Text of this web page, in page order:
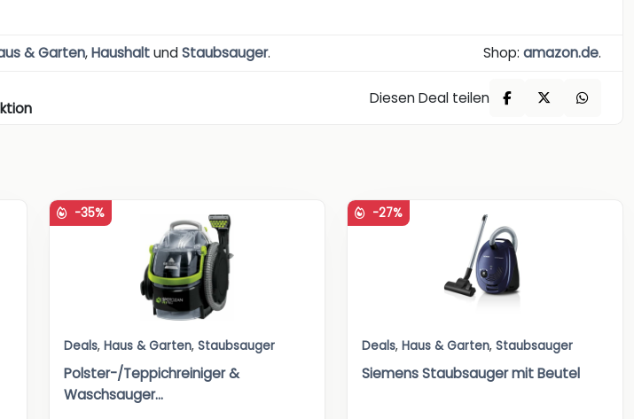
& Garten,HaushaltundStaubsauger. Shop: amazon.de.
Diesen Deal teilen
-35%
Deals, Haus & Garten, Staubsauger
Polster-/Teppichreiniger &
Waschsauger...
-27%
Deals, Haus & Garten, Staubsauger
Siemens Staubsauger mit Beutel